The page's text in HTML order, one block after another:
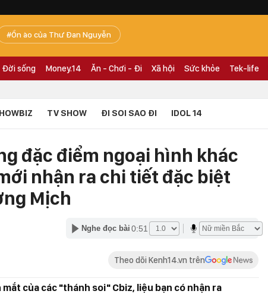
Ồn ào của Thư Đan Nguyễn
Đời sống Money.14 Ăn - Chơi - Đi Xã hội Sức khỏe Tek-life
TV SHOW ĐI SOI SAO ĐI IDOL 14
đặc điểm ngoại hình khác
nhận ra chi tiết đặc biệt
Mịch
Nghe đọc bài 0:51
Theo dõi Kenh14.vn trên
của các "thánh soi" Cbiz, liệu bạn có nhận ra